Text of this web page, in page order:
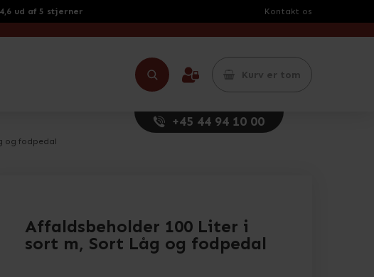
4,6 ud af 5 stjerner Kontakt os
Kurv er tom
+45 44 94 10 00
og fodpedal
Affaldsbeholder 100 Liter i
sort m, Sort Låg og fodpedal